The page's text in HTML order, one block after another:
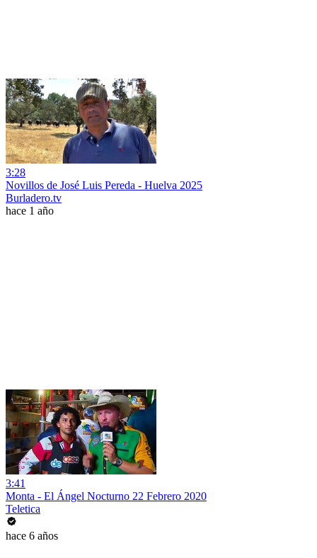
3:28
Novillos de José Luis Pereda - Huelva 2025
Burladero.tv
hace 1 año
3:41
Monta - El Ángel Nocturno 22 Febrero 2020
Teletica
hace 6 años